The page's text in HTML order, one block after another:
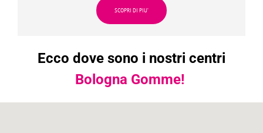
SCOPRI DI PIU’
Ecco dove sono i nostri centri
Bologna Gomme!